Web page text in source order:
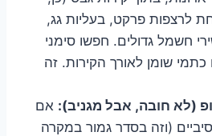
לרצפות פרקט, בעליות גג,
חשמל גדולים. חפשו סימני
כתמי שומן לאורך הקירות. זה
(לא חובה, אבל מגניב): אם
(וזה בסדר גמור במקרה